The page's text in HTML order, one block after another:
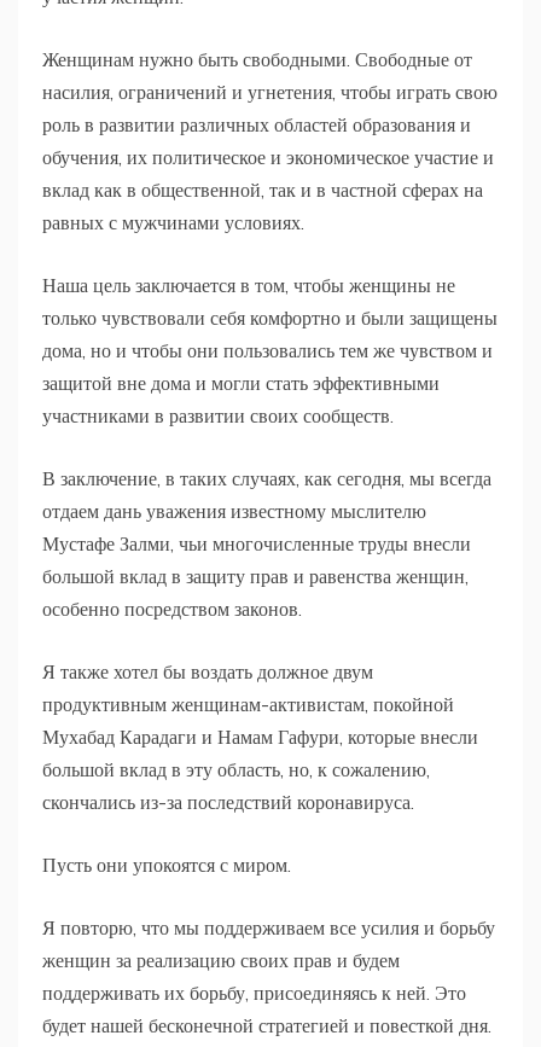
Женщинам нужно быть свободными. Свободные от
насилия, ограничений и угнетения, чтобы играть свою
роль в развитии различных областей образования и
обучения, их политическое и экономическое участие и
вклад как в общественной, так и в частной сферах на
равных с мужчинами условиях.
Наша цель заключается в том, чтобы женщины не
только чувствовали себя комфортно и были защищены
дома, но и чтобы они пользовались тем же чувством и
защитой вне дома и могли стать эффективными
участниками в развитии своих сообществ.
В заключение, в таких случаях, как сегодня, мы всегда
отдаем дань уважения известному мыслителю
Мустафе Залми, чьи многочисленные труды внесли
большой вклад в защиту прав и равенства женщин,
особенно посредством законов.
Я также хотел бы воздать должное двум
продуктивным женщинам-активистам, покойной
Мухабад Карадаги и Намам Гафури, которые внесли
большой вклад в эту область, но, к сожалению,
скончались из-за последствий коронавируса.
Пусть они упокоятся с миром.
Я повторю, что мы поддерживаем все усилия и борьбу
женщин за реализацию своих прав и будем
поддерживать их борьбу, присоединяясь к ней. Это
будет нашей бесконечной стратегией и повесткой дня.